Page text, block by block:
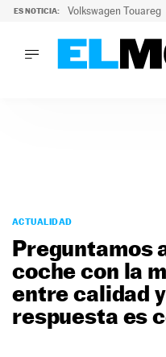
ES NOTICIA: Volkswagen Touareg
PODCAST
MOTOS
TECNOLOGÍA
SUPERCOCHES
ACTUALIDAD
Preguntamos
coche con la
entre calidad
respuesta es